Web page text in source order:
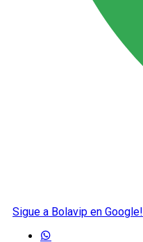
Sigue a Bolavip en Google!